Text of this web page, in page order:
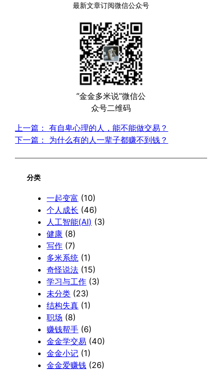
最新文章订阅微信公众号
“金金多米说”微信公
众号二维码
上一篇：
有自卑心理的人，能不能做交易？
下一篇：
为什么有的人一辈子都赚不到钱？
分类
一起变富 (10)
个人成长 (46)
人工智能(AI) (3)
健康 (8)
写作 (7)
多米系统 (1)
奇怪说法 (15)
学习与工作 (3)
未分类 (23)
结构失真 (1)
职场 (8)
赚钱帮手 (6)
金金学交易 (40)
金金小记 (1)
金金爱赚钱 (26)